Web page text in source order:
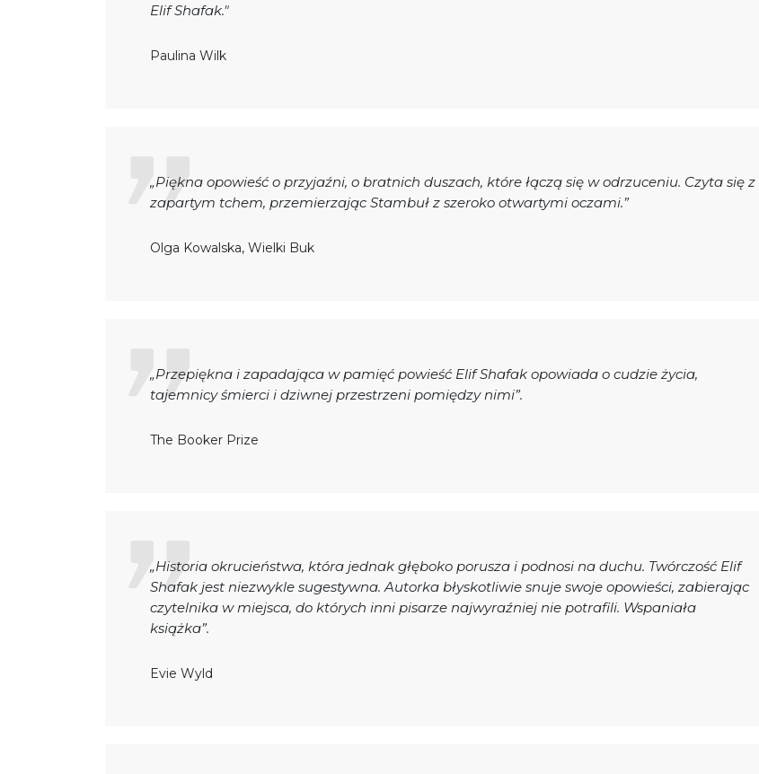
Elif Shafak."
Paulina Wilk
„Piękna opowieść o przyjaźni, o bratnich duszach, które łączą się w odrzuceniu. Czyta się z
zapartym tchem, przemierzając Stambuł z szeroko otwartymi oczami.”
Olga Kowalska, Wielki Buk
„Przepiękna i zapadająca w pamięć powieść Elif Shafak opowiada o cudzie życia,
tajemnicy śmierci i dziwnej przestrzeni pomiędzy nimi”.
The Booker Prize
„Historia okrucieństwa, która jednak głęboko porusza i podnosi na duchu. Twórczość Elif
Shafak jest niezwykle sugestywna. Autorka błyskotliwie snuje swoje opowieści, zabierając
czytelnika w miejsca, do których inni pisarze najwyraźniej nie potrafili. Wspaniała
książka”.
Evie Wyld